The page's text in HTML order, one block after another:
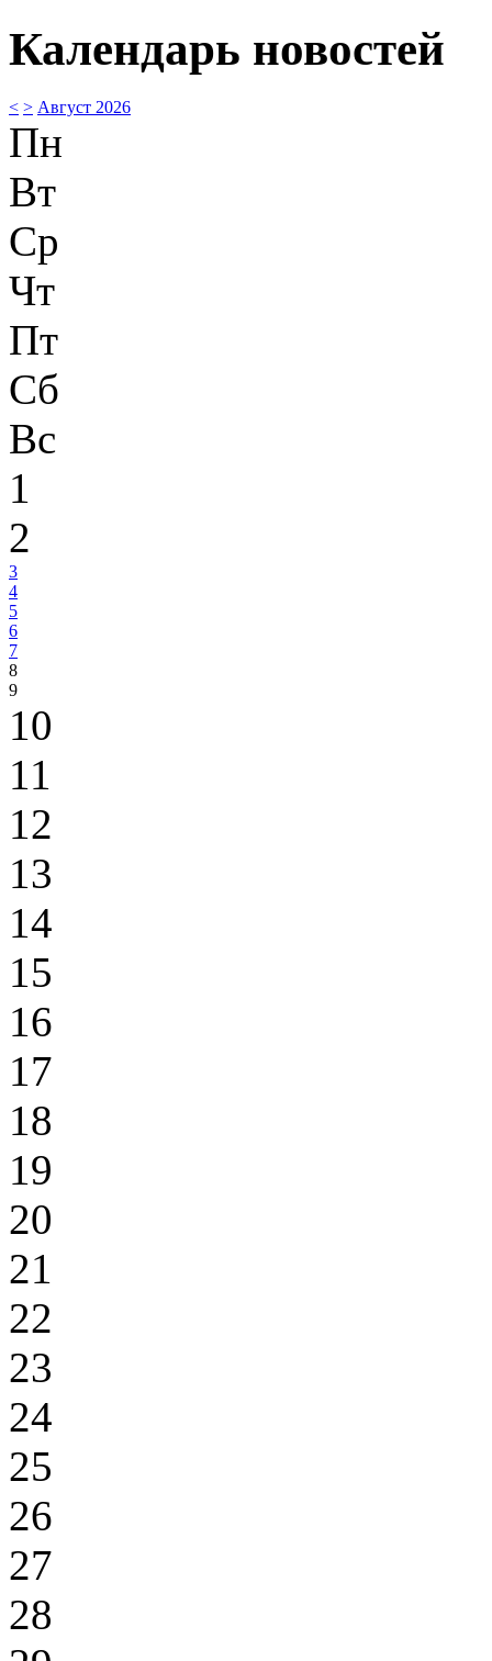
Календарь новостей
< > Август 2026
Пн
Вт
Ср
Чт
Пт
Сб
Вс
1
2
3
4
5
6
7
8
9
10
11
12
13
14
15
16
17
18
19
20
21
22
23
24
25
26
27
28